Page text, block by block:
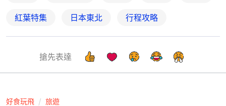
紅葉特集 日本東北 行程攻略
搶先表達
好食玩飛 旅遊